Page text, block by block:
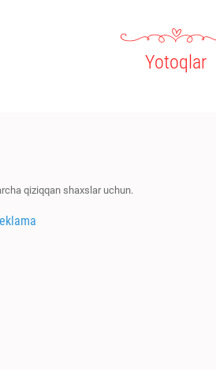
Yotoqlar
qiziqqan shaxslar uchun.